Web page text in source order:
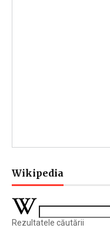
Wikipedia
Rezultatele căutării